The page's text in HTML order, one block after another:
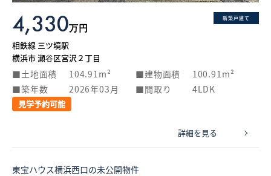
新築戸建て
4,330万円
相鉄線 三ツ境駅
横浜市 瀬谷区宮沢２丁目
土地面積 104.91m² 建物面積
100.91m²
築年数
2026年03月 間取り 4LDK
見学予約可能
詳細を見る
東宝ハウス横浜西口の未公開物件